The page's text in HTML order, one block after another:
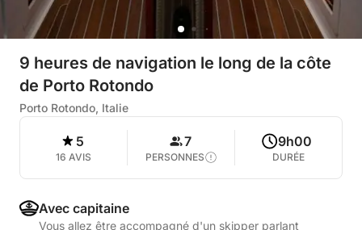
9 heures de navigation le long de la côte
de Porto Rotondo
Porto Rotondo, Italie
5
16 AVIS
7
PERSONNES
9h00
DURÉE
Avec capitaine
Vous allez être accompagné d'un skipper parlant